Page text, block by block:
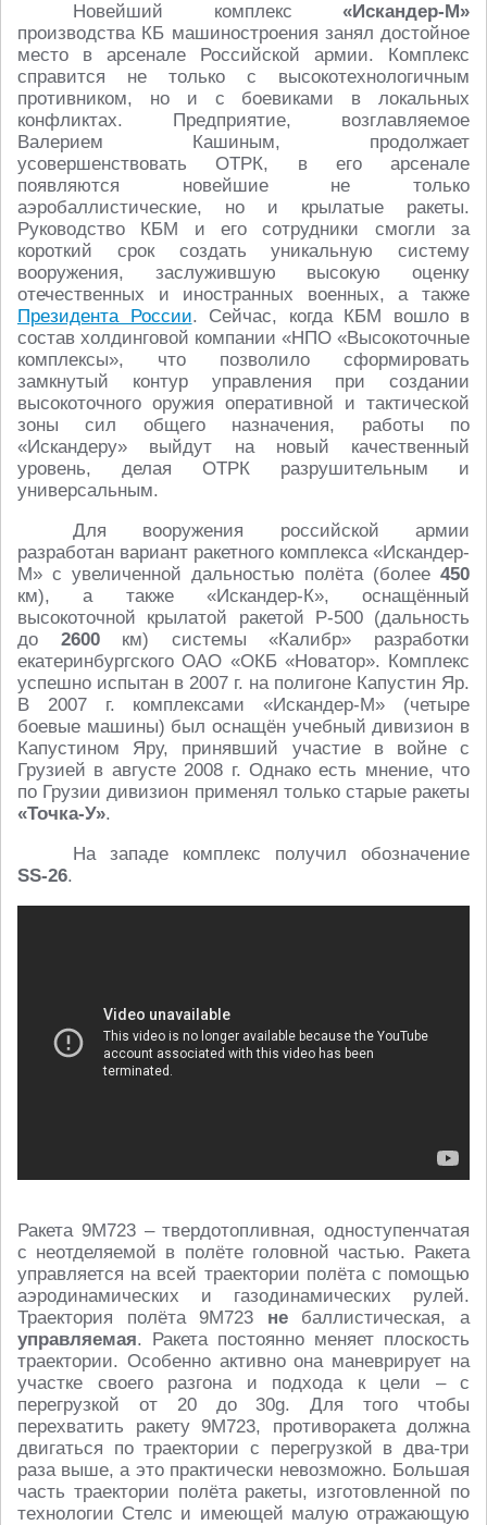
Новейший комплекс «Искандер-М»
производства КБ машиностроения занял достойное
место в арсенале Российской армии. Комплекс
справится не только с высокотехнологичным
противником, но и с боевиками в локальных
конфликтах. Предприятие, возглавляемое
Валерием Кашиным, продолжает
усовершенствовать ОТРК, в его арсенале
появляются новейшие не только
аэробаллистические, но и крылатые ракеты.
Руководство КБМ и его сотрудники смогли за
короткий срок создать уникальную систему
вооружения, заслужившую высокую оценку
отечественных и иностранных военных, а также
Президента России. Сейчас, когда КБМ вошло в
состав холдинговой компании «НПО «Высокоточные
комплексы», что позволило сформировать
замкнутый контур управления при создании
высокоточного оружия оперативной и тактической
зоны сил общего назначения, работы по
«Искандеру» выйдут на новый качественный
уровень, делая ОТРК разрушительным и
универсальным.
Для вооружения российской армии
разработан вариант ракетного комплекса «Искандер-
М» с увеличенной дальностью полёта (более 450
км), а также «Искандер-К», оснащённый
высокоточной крылатой ракетой Р-500 (дальность
до 2600км) системы «Калибр» разработки
екатеринбургского ОАО «ОКБ «Новатор». Комплекс
успешно испытан в 2007 г. на полигоне Капустин Яр.
В 2007 г. комплексами «Искандер-М» (четыре
боевые машины) был оснащён учебный дивизион в
Капустином Яру, принявший участие в войне с
Грузией в августе 2008 г. Однако есть мнение, что
по Грузии дивизион применял только старые ракеты
«Точка-У».
На западе комплекс получил обозначение
SS-26.
Ракета 9М723 – твердотопливная, одноступенчатая
с неотделяемой в полёте головной частью. Ракета
управляется на всей траектории полёта с помощью
аэродинамических и газодинамических рулей.
Траектория полёта 9М723 небаллистическая, а
управляемая. Ракета постоянно меняет плоскость
траектории. Особенно активно она маневрирует на
участке своего разгона и подхода к цели – с
перегрузкой от 20 до 30g. Для того чтобы
перехватить ракету 9М723, противоракета должна
двигаться по траектории с перегрузкой в два-три
раза выше, а это практически невозможно. Большая
часть траектории полёта ракеты, изготовленной по
технологии Стелс и имеющей малую отражающую